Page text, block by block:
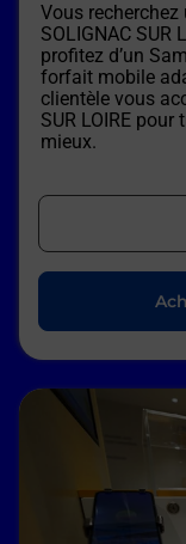
Vous
SOLIGNAC SUR
profitez d’un
forfait mobile
clientèle vous
SUR LOIRE pour
mieux.